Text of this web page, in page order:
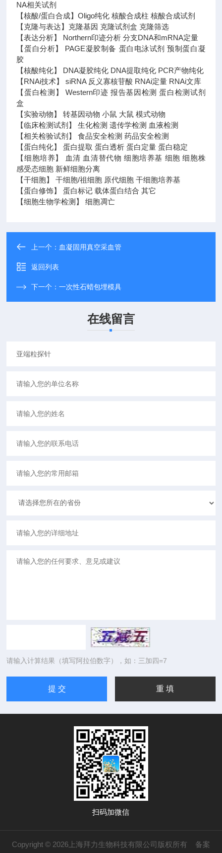
NA相关试剂
【核酸/蛋白合成】Oligo纯化 核酸合成柱 核酸合成试剂
【克隆与表达】克隆基因 克隆试剂盒 克隆筛选
【表达分析】 Northern印迹分析 分支DNA和mRNA定量
【蛋白分析】 PAGE凝胶制备 蛋白电泳试剂 预制蛋白凝
胶
【核酸纯化】 DNA凝胶纯化 DNA提取纯化 PCR产物纯化
【RNAi技术】 siRNA 反义寡核苷酸 RNAi定量 RNAi文库
【蛋白检测】 Western印迹 报告基因检测 蛋白检测试剂
盒
【实验动物】 转基因动物 小鼠 大鼠 模式动物
【临床检测试剂】 生化检测 遗传学检测 血液检测
【相关检验试剂】 食品安全检测 药品安全检测
【蛋白纯化】 蛋白提取 蛋白透析 蛋白定量 蛋白稳定
【细胞培养】 血清 血清替代物 细胞培养基 细胞 细胞株
感受态细胞 新鲜细胞分离
【干细胞】 干细胞/祖细胞 原代细胞 干细胞培养基
【蛋白修饰】 蛋白标记 载体蛋白结合 其它
【细胞生物学检测】 细胞凋亡
上一个： 血凝固用真空采血管
返回列表
下一个：一次性石蜡包埋模具
在线留言
请输入计算结果（填写阿拉伯数字），如：三加四=7
扫码加微信
Copyright © 2026上海拜力生物科技有限公司版权所有 备案